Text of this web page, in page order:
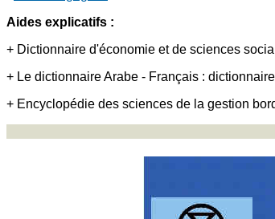
Aides explicatifs :
+ Dictionnaire d'économie et de sciences
+ Le dictionnaire Arabe - Français :
+ Encyclopédie des sciences de la gestion